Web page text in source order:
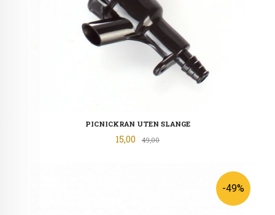
PICNICKRAN UTEN SLANGE
Tilbud
15,00 49,00Rabatt
-49%